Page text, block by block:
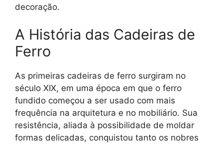
decoração.
A História das Cadeiras de
Ferro
As primeiras cadeiras de ferro surgiram no
século XIX, em uma época em que o ferro
fundido começou a ser usado com mais
frequência na arquitetura e no mobiliário. Sua
resistência, aliada à possibilidade de moldar
formas delicadas, conquistou tanto os nobres